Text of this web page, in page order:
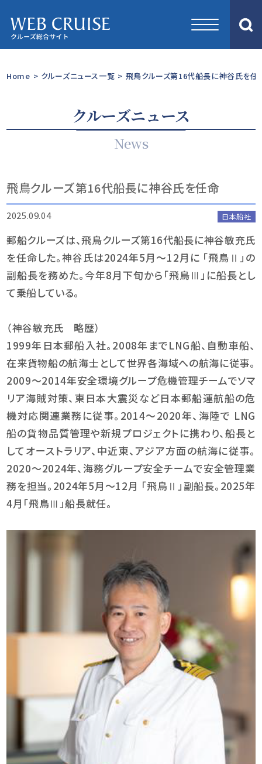
Home > クルーズニュース一覧 > 飛鳥クルーズ第16代船長に神谷氏を任
クルーズニュース
News
飛鳥クルーズ第16代船長に神谷氏を任命
2025.09.04 日本船社
郵船クルーズは、飛鳥クルーズ第16代船長に神谷敏充氏
を任命した。神谷氏は2024年5月〜12月に 「飛鳥Ⅱ」の
副船長を務めた。今年8月下旬から「飛鳥Ⅲ」に船長とし
て乗船している。
（神谷敏充氏 略歴）
1999年日本郵船入社。2008年までLNG船、自動車船、
在来貨物船の航海士として世界各海域への航海に従事。
2009〜2014年安全環境グループ危機管理チームでソマ
リア海賊対策、東日本大震災など日本郵船運航船の危
機対応関連業務に従事。2014〜2020年、海陸で LNG
船の貨物品質管理や新規プロジェクトに携わり、船長と
してオーストラリア、中近東、アジア方面の航海に従事。
2020〜2024年、海務グループ安全チームで安全管理業
務を担当。2024年5月〜12月 「飛鳥Ⅱ」副船長。2025年
4月「飛鳥Ⅲ」船長就任。